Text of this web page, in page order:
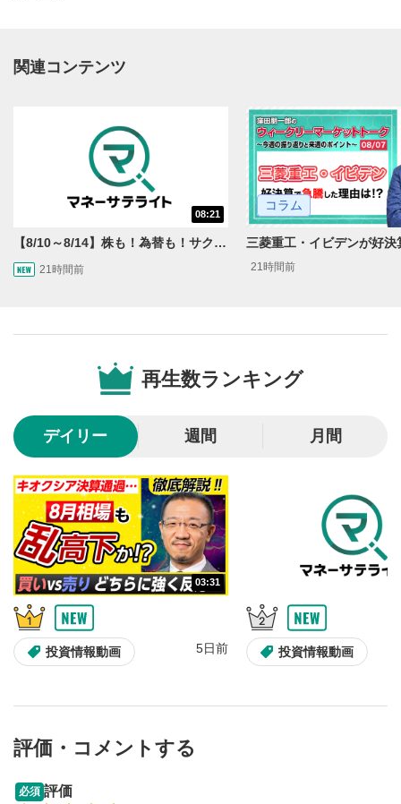
動画再生エリア
動画再生エリアをクリックすると、動画を再生または
一時停止します。
2
操作メニュー
再生/一時停止
動画を再生または一時停止します。
10秒戻し/10秒送り
10秒、動画を巻き戻し/早送りします。
シークバー
再生位置を示しています。再生したい位置をクリック
するとその位置から動画が再生されます。
6
画質/再生速度の設定
画質の選択/再生速度の変更ができます。
7
音量調整
スライダーを上下すると音量が調整できます。
8
全画面表示
関連コンテンツ
08:21
【8/10～8/14】株も！為替も！サクッと！来週のマーケット見通し＜Next View＞
21時間前
コラム
21時間前
再生数ランキング
デイリー 週間 月間
03:31
投資情報動画 5日前 投資情報動画
評価・コメントする
必須 評価